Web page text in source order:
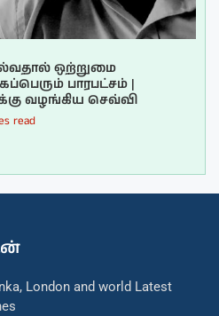
ஒற்றுமை
பாரபட்சம் |
வழங்கிய செவ்வி
read
London and world Latest